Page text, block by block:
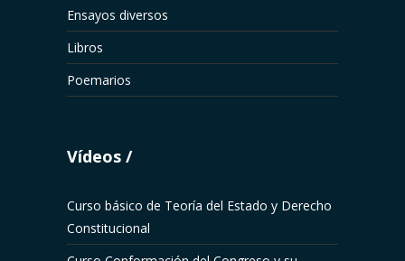
Ensayos diversos
Libros
Poemarios
Vídeos
Curso básico de Teoría del Estado y Derecho
Constitucional